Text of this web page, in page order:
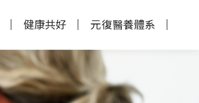
健康共好 元復醫養體系